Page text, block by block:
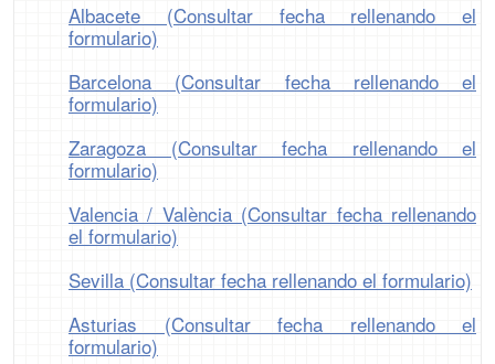
Albacete (Consultar fecha rellenando el
formulario)
Barcelona (Consultar fecha rellenando el
formulario)
Zaragoza (Consultar fecha rellenando el
formulario)
Valencia / València (Consultar fecha rellenando
el formulario)
Sevilla (Consultar fecha rellenando el formulario)
Asturias (Consultar fecha rellenando el
formulario)